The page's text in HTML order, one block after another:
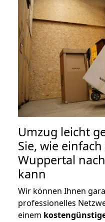
Umzug leicht
Sie, wie
Wuppertal
kann
Wir können Ihnen
professionelles
einem